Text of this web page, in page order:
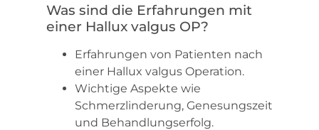
Was sind die Erfahrungen mit
einer Hallux valgus OP?
Erfahrungen von Patienten nach
einer Hallux valgus Operation.
Wichtige Aspekte wie
Schmerzlinderung, Genesungszeit
und Behandlungserfolg.